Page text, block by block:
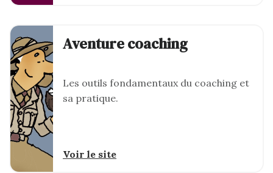
Aventure coaching
Les outils fondamentaux du coaching et
sa pratique.
Voir le site